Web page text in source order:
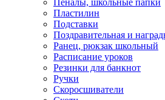
Пеналы, школьные папки
Пластилин
Подставки
Поздравительная и
Ранец, рюкзак школьный
Расписание уроков
Резинки для банкнот
Ручки
Скоросшиватели